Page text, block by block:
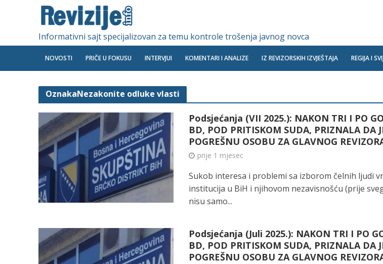
Informativni sajt specijalizovan za temu kontrole trošenja javnog novca
NOVOSTI PRIČE U FOKUSU INTERVJUI KOMENTARI I ANALIZE IZ REVIZORSKIH IZVJEŠTAJA REGIJA I
OznakaNezakonite odluke vlasti
Podsjećanja (VII 2025.): NAKON TRI I PO
BD, POD PRITISKOM SUDA, PRIZNALA DA
POGREŠNU OSOBU ZA GLAVNOG
prije 1 mjesec
Sukob interesa i problemi sa izborom čelnih ljudi
institucija u BiH i njihovom nezavisnošću (prije
nisu samo...
Podsjećanja (Juli 2025.): NAKON TRI I PO
BD, POD PRITISKOM SUDA, PRIZNALA DA
POGREŠNU OSOBU ZA GLAVNOG